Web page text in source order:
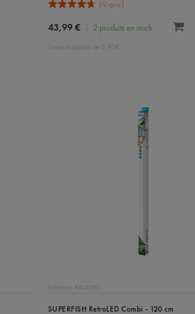
9 avis
43,99 € 2 produits en stock
Livraison à partir de 3,99€
Référence : A4020395
SUPERFISH RetroLED Combi - 120 cm